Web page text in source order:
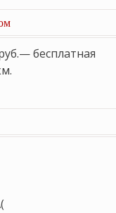
бесплатная